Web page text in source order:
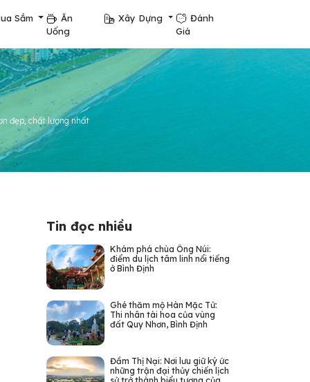
Sắm
Ăn
Uống
Xây Dựng
Đánh
Giá
đẹp, chất lượng nhất
Tin đọc nhiều
Khám phá chùa Ông Núi:
điểm du lịch tâm linh nổi tiếng
ở Bình Định
Ghé thăm mộ Hàn Mặc Tử:
Thi nhân tài hoa của vùng
đất Quy Nhơn, Bình Định
Đầm Thị Nại: Nơi lưu giữ ký ức
những trận đại thủy chiến lịch